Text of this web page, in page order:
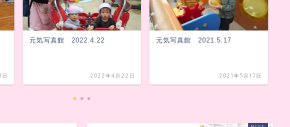
元気写真館 2022.4.22
2022年4月22日
元気写真館 2021.5.17
2021年5月17日